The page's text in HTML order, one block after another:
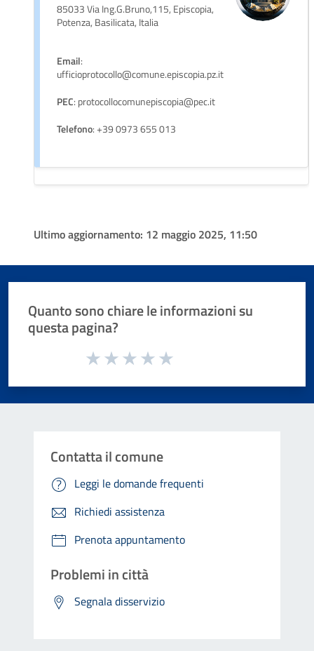
85033 Via Ing.G.Bruno,115, Episcopia,
Potenza, Basilicata, Italia
Email:
ufficioprotocollo@comune.episcopia.pz.it
PEC: protocollocomunepiscopia@pec.it
Telefono: +39 0973 655 013
Ultimo aggiornamento: 12 maggio 2025, 11:50
Quanto sono chiare le informazioni su
questa pagina?
Valuta da 1 a 5 stelle la pagina
Contatta il comune
Leggi le domande frequenti
Richiedi assistenza
Prenota appuntamento
Problemi in città
Segnala disservizio